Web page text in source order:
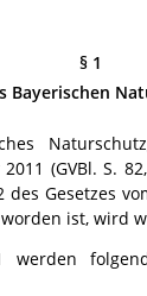
§ 1
Bayerischen
(GVBl. S.
Gesetzes
ist, wird
werden